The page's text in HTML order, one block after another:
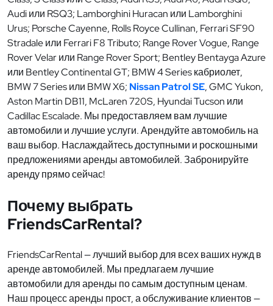
Audi или RSQ3; Lamborghini Huracan или Lamborghini
Urus; Porsche Cayenne, Rolls Royce Cullinan, Ferrari SF90
Stradale или Ferrari F8 Tributo; Range Rover Vogue, Range
Rover Velar или Range Rover Sport; Bentley Bentayga Azure
или Bentley Continental GT; BMW 4 Series кабриолет,
BMW 7 Series или BMW X6; Nissan Patrol SE, GMC Yukon,
Aston Martin DB11, McLaren 720S, Hyundai Tucson или
Cadillac Escalade. Мы предоставляем вам лучшие
автомобили и лучшие услуги. Арендуйте автомобиль на
ваш выбор. Наслаждайтесь доступными и роскошными
предложениями аренды автомобилей. Забронируйте
аренду прямо сейчас!
Почему выбрать
FriendsCarRental?
FriendsCarRental — лучший выбор для всех ваших нужд в
аренде автомобилей. Мы предлагаем лучшие
автомобили для аренды по самым доступным ценам.
Наш процесс аренды прост, а обслуживание клиентов —